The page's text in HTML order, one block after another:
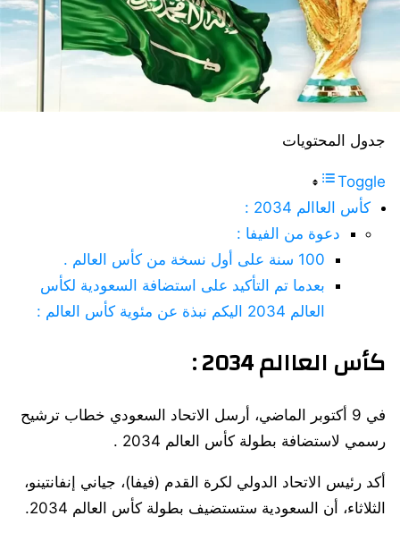
جدول المحتويات
Toggle
كأس العاالم 2034 :
دعوة من الفيفا :
100 سنة على أول نسخة من كأس العالم .
بعدما تم التأكيد على استضافة السعودية لكأس
العالم 2034 اليكم نبذة عن مئوية كأس العالم :
كأس العاالم 2034 :
في 9 أكتوبر الماضي، أرسل الاتحاد السعودي خطاب ترشيح
رسمي لاستضافة بطولة كأس العالم 2034 .
أكد رئيس الاتحاد الدولي لكرة القدم (فيفا)، جياني إنفانتينو،
الثلاثاء، أن السعودية ستستضيف بطولة كأس العالم 2034.